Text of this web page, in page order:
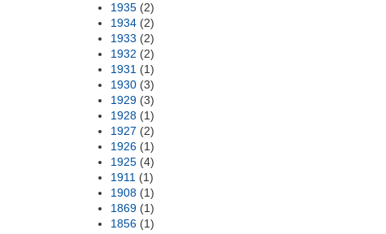
1935 (2)
1934 (2)
1933 (2)
1932 (2)
1931 (1)
1930 (3)
1929 (3)
1928 (1)
1927 (2)
1926 (1)
1925 (4)
1911 (1)
1908 (1)
1869 (1)
1856 (1)